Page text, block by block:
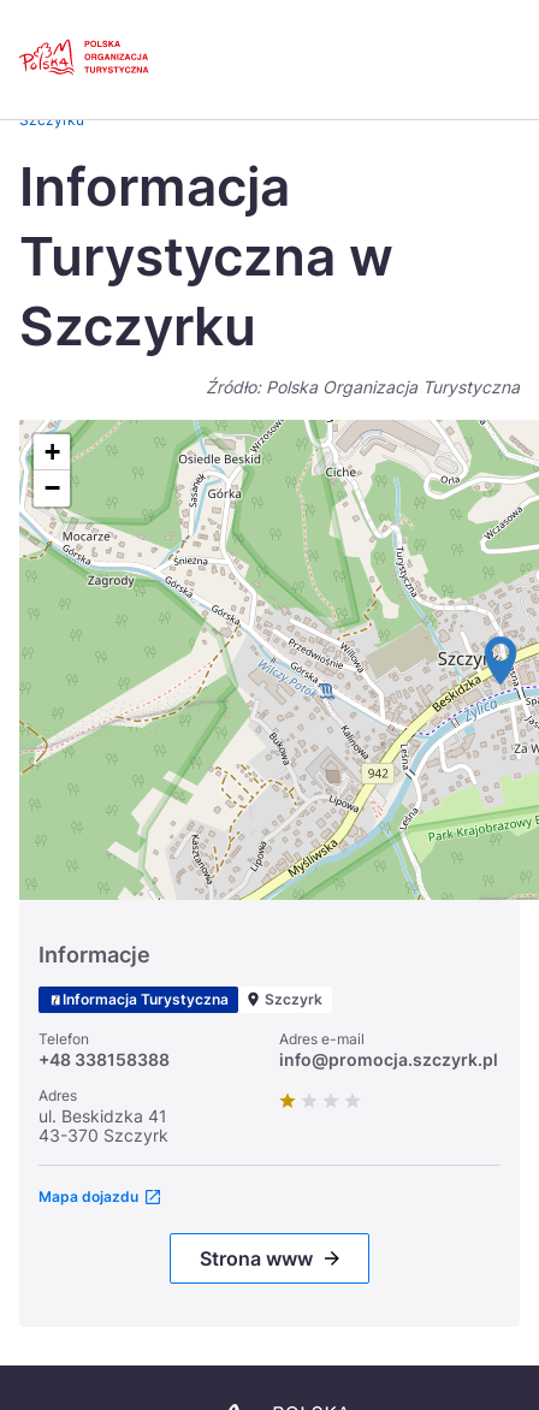
Dansk
Italiano
日本
Português
Suomi
Україна
Zamknij
Szczyrku
Informacja
Turystyczna w
Szczyrku
Źródło: Polska Organizacja Turystyczna
+
−
Informacje
Informacja Turystyczna Szczyrk
Telefon
+48 338158388
Adres e-mail
info@promocja.szczyrk.pl
Adres
ul. Beskidzka 41
43-370 Szczyrk
Mapa dojazdu
Strona www